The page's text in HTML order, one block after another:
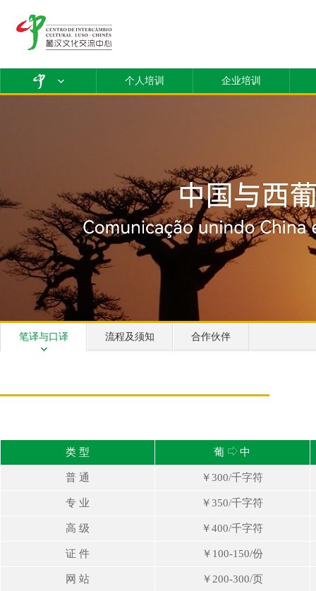
个人培训 企业培训
笔译与口译 流程及须知 合作伙伴
类 型 葡 中
普 通 ￥300/千字符
专 业 ￥350/千字符
高 级 ￥400/千字符
证 件 ￥100-150/份
网 站 ￥200-300/页